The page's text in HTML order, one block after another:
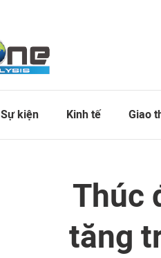
Sự kiện Kinh tế Giao
Thúc
tăng